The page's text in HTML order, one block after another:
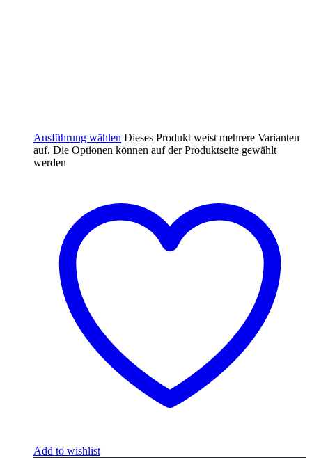
Ausführung wählen Dieses Produkt weist mehrere Varianten
auf. Die Optionen können auf der Produktseite gewählt
werden
Add to wishlist